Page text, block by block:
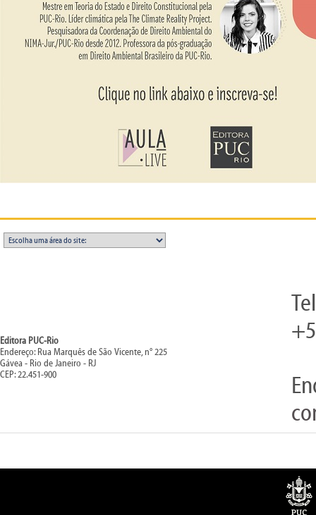
Editora PUC-Rio
Endereço: Rua Marquês de São Vicente, n° 225
Gávea - Rio de Janeiro - RJ
CEP: 22.451-900